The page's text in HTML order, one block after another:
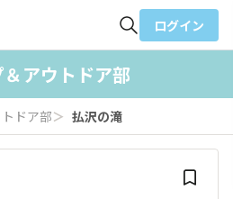
検索
ログイン
アウトドア部
ドア部＞ 払沢の滝